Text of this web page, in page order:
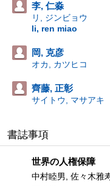
李, 仁淼
リ, ジンビョウ
li, ren miao
岡, 克彦
オカ, カツヒコ
齊藤, 正彰
サイトウ, マサアキ
書誌事項
世界の人権保障
中村睦男, 佐々木雅